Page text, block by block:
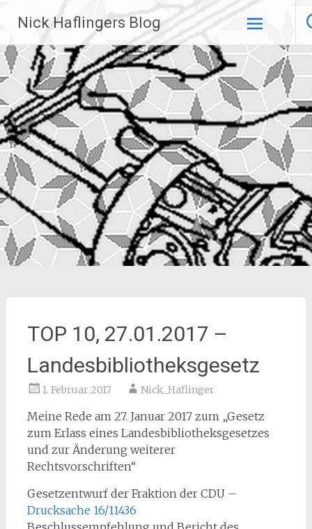
Inhalt
springen
Nick Haflingers Blog
TOP 10, 27.01.2017 –
Landesbibliotheksgesetz
1. Februar 2017 Nick_Haflinger
Meine Rede am 27. Januar 2017 zum „Gesetz
zum Erlass eines Landesbibliotheksgesetzes
und zur Änderung weiterer
Rechtsvorschriften“
Gesetzentwurf der Fraktion der CDU –
Drucksache 16/11436